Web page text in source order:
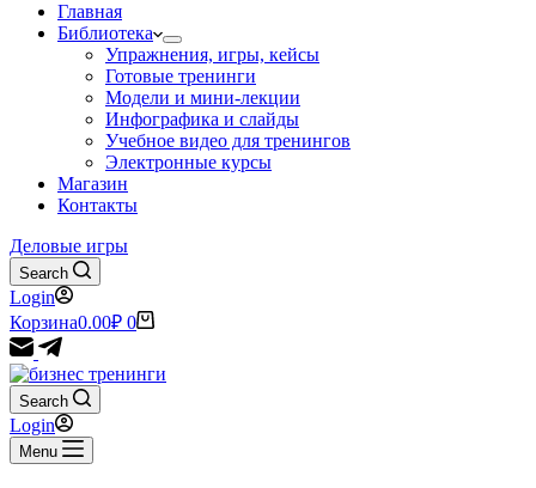
Главная
Библиотека
Упражнения, игры, кейсы
Готовые тренинги
Модели и мини-лекции
Инфографика и слайды
Учебное видео для тренингов
Электронные курсы
Магазин
Контакты
Деловые игры
Search
Login
Корзина0.00₽ 0
Search
Login
Menu